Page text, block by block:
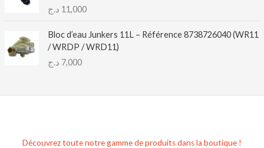
11,000 د.ج
Bloc d’eau Junkers 11L – Référence 8738726040 (WR11
/ WRDP / WRD11)
7,000 د.ج
Découvrez toute notre gamme de produits dans la boutique !